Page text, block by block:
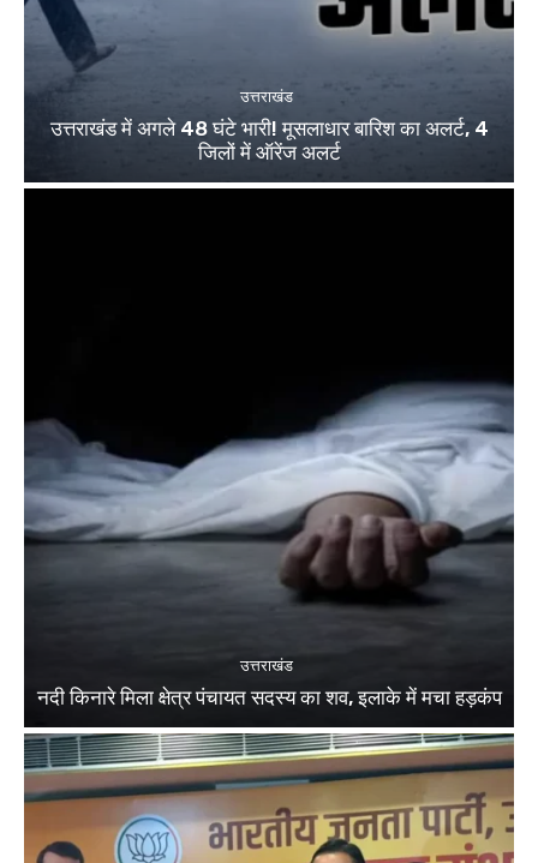
उत्तराखंड
उत्तराखंड में अगले 48 घंटे भारी! मूसलाधार बारिश का अलर्ट, 4
जिलों में ऑरेंज अलर्ट
उत्तराखंड
नदी किनारे मिला क्षेत्र पंचायत सदस्य का शव, इलाके में मचा हड़कंप